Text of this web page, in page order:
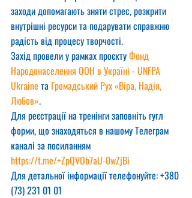
заходи допомагають зняти стрес, розкрити
внутрішні ресурси та подарувати справжню
радість від процесу творчості.
Захід провели у рамках проєкту Фонд
Народонаселення ООН в Україні - UNFPA
Ukraine та Громадський Рух «Віра, Надія,
Любов».
Для реєстрації на тренінги заповніть гугл
форми, що знаходяться в нашому Телеграм
каналі за посиланням
https://t.me/+ZpQVOb7aU-0wZjBi
Для детальної інформації телефонуйте: +380
(73) 231 01 01